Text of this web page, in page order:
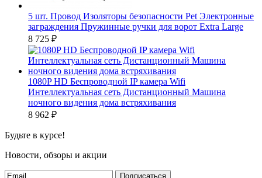
5 шт. Провод Изоляторы безопасности Pet Электронные
заграждения Пружинные ручки для ворот Extra Large
8 725 ₽
1080P HD Беспроводной IP камера Wifi
Интеллектуальная сеть Дистанционный Машина
ночного видения дома встряхивания
8 962 ₽
Будьте в курсе!
Новости, обзоры и акции
Подписаться